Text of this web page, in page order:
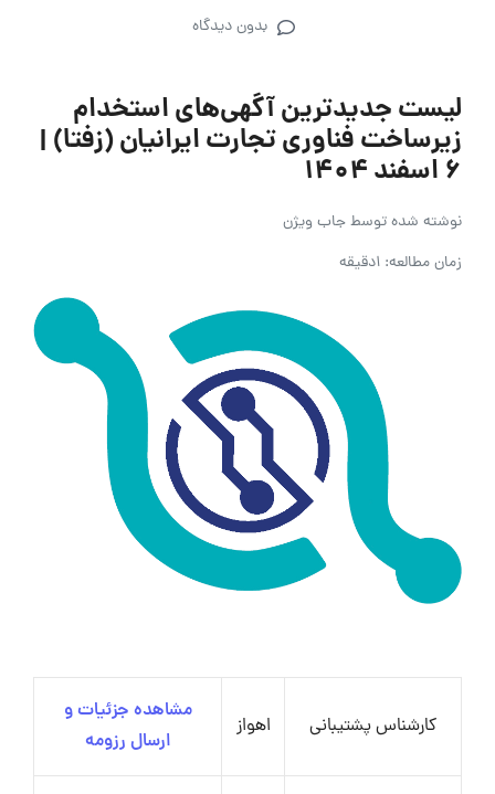
بدون دیدگاه
لیست جدیدترین آگهی‌های استخدام
زیرساخت فناوری تجارت ایرانیان (زفتا) |
۶ اسفند ۱۴۰۴
نوشته شده توسطجاب ویژن
زمان مطالعه: 1دقیقه
کارشناس پشتیبانی اهواز
مشاهده جزئیات و
ارسال رزومه